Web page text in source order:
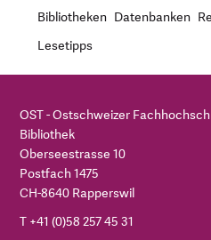
Bibliotheken Datenbanken
Lesetipps
OST - Ostschweizer
Bibliothek
Oberseestrasse 10
Postfach 1475
CH-8640 Rapperswil
T +41 (0)58 257 45 31